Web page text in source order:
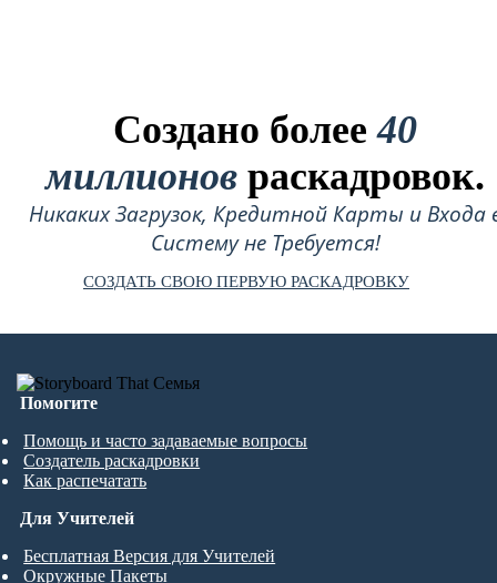
Создано более40
миллионов раскадровок.
Никаких Загрузок, Кредитной Карты и Входа
Систему не Требуется!
СОЗДАТЬ СВОЮ ПЕРВУЮ РАСКАДРОВКУ
Помогите
Помощь и часто задаваемые вопросы
Создатель раскадровки
Как распечатать
Для Учителей
Бесплатная Версия для Учителей
Окружные Пакеты